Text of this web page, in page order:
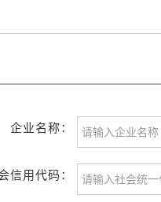
企业名称：
信用代码：